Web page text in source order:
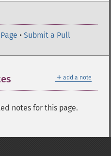
• Submit a Pull
＋ add a note
notes for this page.